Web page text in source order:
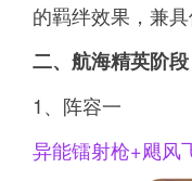
的羁绊效果，兼具
二、航海精英阶段
1、阵容一
异能镭射枪+飓风